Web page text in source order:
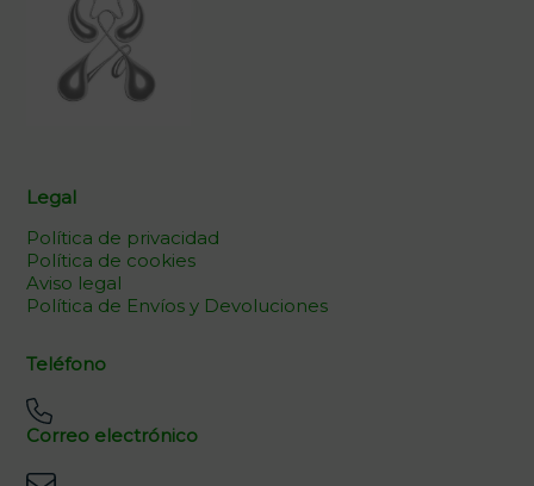
Legal
Política de privacidad
Política de cookies
Aviso legal
Política de Envíos y Devoluciones
Teléfono
Correo electrónico